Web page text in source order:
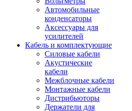
Автомобильные
конденсаторы
Аксессуары для
усилителей
Кабель и комплектующие
Силовые кабели
Акустические
кабели
Межблочные кабели
Монтажные кабели
Дистрибьюторы
Держатели для